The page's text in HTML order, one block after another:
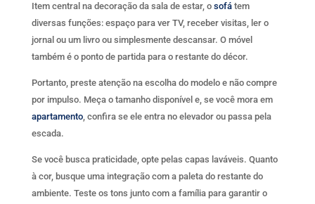
Item central na decoração da sala de estar, o sofátem
diversas funções: espaço para ver TV, receber visitas, ler o
jornal ou um livro ou simplesmente descansar. O móvel
também é o ponto de partida para o restante do décor.
Portanto, preste atenção na escolha do modelo e não compre
por impulso. Meça o tamanho disponível e, se você mora em
apartamento, confira se ele entra no elevador ou passa pela
escada.
Se você busca praticidade, opte pelas capas laváveis. Quanto
à cor, busque uma integração com a paleta do restante do
ambiente. Teste os tons junto com a família para garantir o